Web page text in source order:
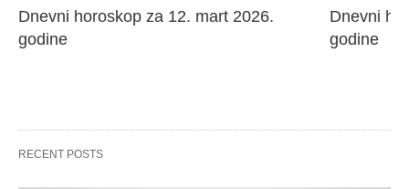
Dnevni horoskop za 12. mart 2026.
godine
Dnevni
godine
RECENT POSTS